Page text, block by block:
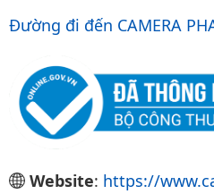
Đường đi đến CAMERA
Website: https://